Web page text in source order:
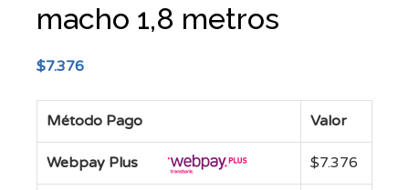
macho 1,8 metros
$7.376
Método Pago Valor
Webpay Plus $7.376